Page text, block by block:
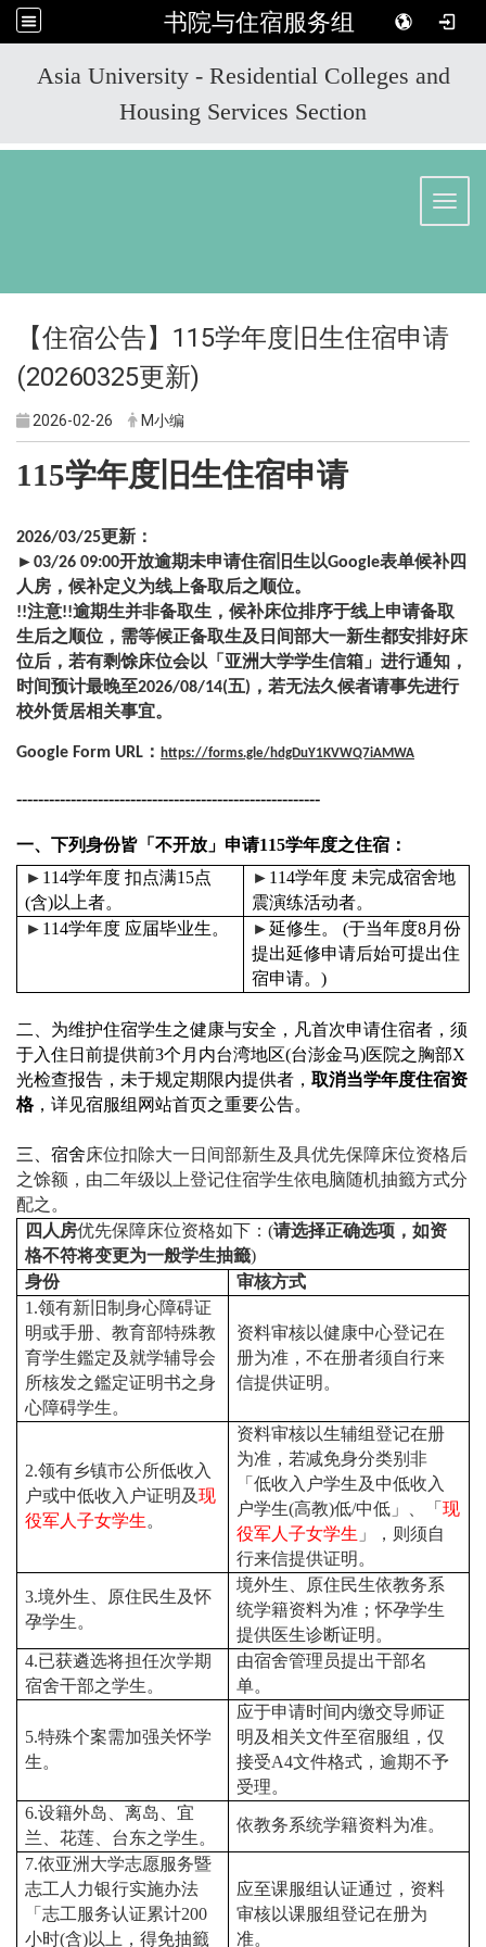
书院与住宿服务组
Asia University - Residential Colleges and
Housing Services Section
【住宿公告】115学年度旧生住宿申请
(20260325更新)
2026-02-26 M小编
115学年度旧生住宿申请
2026/03/25更新：
►03/26 09:00开放逾期未申请住宿旧生以Google表单候补四
人房，候补定义为线上备取后之顺位。
!!注意!!逾期生并非备取生，候补床位排序于线上申请备取
生后之顺位，需等候正备取生及日间部大一新生都安排好床
位后，若有剩馀床位会以「亚洲大学学生信箱」进行通知，
时间预计最晚至2026/08/14(五)，若无法久候者请事先进行
校外赁居相关事宜。
Google Form URL： https://forms.gle/hdgDuY1KVWQ7iAMWA
--------------------------------------------------------
一、下列身份皆「 不开放 」申请115学年度之住宿：
► 114学年度 扣点满15点
(含)以上者。
► 114学年度 未完成宿舍地
震演练活动者。
► 114学年度 应届毕业生。 ►延修生。 (于当年度8月份
提出延修申请后始可提出住
宿申请。 )
二、为维护住宿学生之健康与安全，凡首次申请住宿者，须
于入住日前提供前3个月内台湾地区(台澎金马)医院之胸部X
光检查报告，未于规定期限内提供者， 取消当学年度住宿资
格，详见宿服组网站首页之重要公告。
三、宿舍床位扣除大一日间部新生及具优先保障床位资格后
之馀额，由二年级以上登记住宿学生依电脑随机抽籤方式分
配之。
四人房优先保障床位资格如下： (请选择正确选项，如资
格不符将变更为一般学生抽籤)
身份
审核方式
1.领有新旧制身心障碍证
明或手册、教育部特殊教
育学生鑑定及就学辅导会
所核发之鑑定证明书之身
心障碍学生。
资料审核以健康中心登记在
册为准，不在册者须自行来
信提供证明。
2.领有乡镇市公所低收入
户或中低收入户证明及现
役军人子女学生。
资料审核以生辅组登记在册
为准，若减免身分类别非
「低收入户学生及中低收入
户学生(高教)低/中低」、「 现
役军人子女学生 」，则须自
行来信提供证明。
3.境外生、原住民生及怀
孕学生。
境外生、原住民生依教务系
统学籍资料为准；怀孕学生
提供医生诊断证明。
4.已获遴选将担任次学期
宿舍干部之学生。
由宿舍管理员提出干部名
单。
5.特殊个案需加强关怀学
生。
应于申请时间内缴交导师证
明及相关文件至宿服组，仅
接受A4文件格式，逾期不予
受理。
6.设籍外岛、离岛、宜
兰、花莲、台东之学生。
依教务系统学籍资料为准。
7.依亚洲大学志愿服务暨
志工人力银行实施办法
「志工服务认证累计200
小时(含)以上，得免抽籤
应至课服组认证通过，资料
审核以课服组登记在册为
准。